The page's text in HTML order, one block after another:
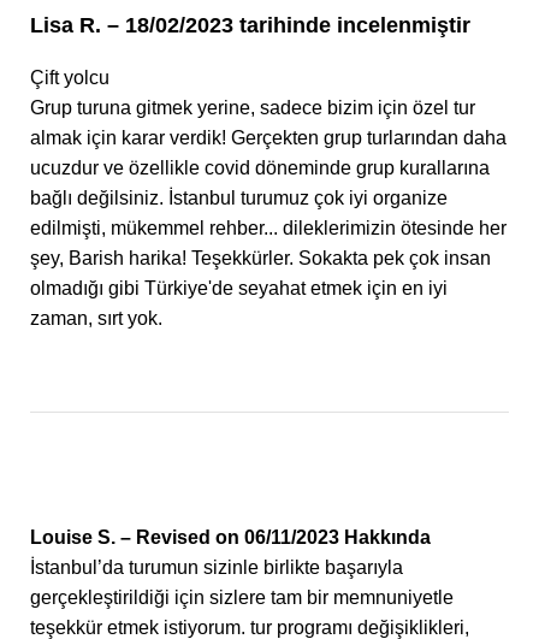
Lisa R. – 18/02/2023 tarihinde incelenmiştir
Çift yolcu
Grup turuna gitmek yerine, sadece bizim için özel tur
almak için karar verdik! Gerçekten grup turlarından daha
ucuzdur ve özellikle covid döneminde grup kurallarına
bağlı değilsiniz. İstanbul turumuz çok iyi organize
edilmişti, mükemmel rehber... dileklerimizin ötesinde her
şey, Barish harika! Teşekkürler. Sokakta pek çok insan
olmadığı gibi Türkiye'de seyahat etmek için en iyi
zaman, sırt yok.
Louise S. – Revised on 06/11/2023 Hakkında
İstanbul’da turumun sizinle birlikte başarıyla
gerçekleştirildiği için sizlere tam bir memnuniyetle
teşekkür etmek istiyorum. tur programı değişiklikleri,